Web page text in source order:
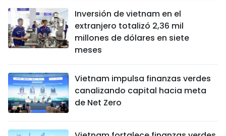
Inversión de vietnam en el
extranjero totalizó 2,36 mil
millones de dólares en siete
meses
Vietnam impulsa finanzas verdes
canalizando capital hacia meta
de Net Zero